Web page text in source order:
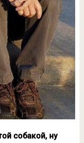
собакой, ну